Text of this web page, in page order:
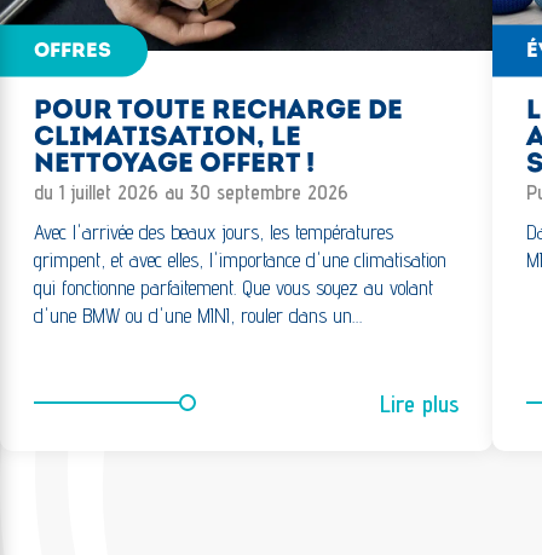
OFFRES
POUR TOUTE RECHARGE DE
CLIMATISATION, LE
NETTOYAGE OFFERT !
du 1 juillet 2026 au 30 septembre 2026
Avec l'arrivée des beaux jours, les températures
grimpent, et avec elles, l'importance d'une climatisation
qui fonctionne parfaitement. Que vous soyez au volant
d'une BMW ou d'une MINI, rouler dans un…
Lire plus